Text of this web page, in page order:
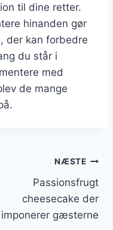
til dine retter.
hinanden gør
der kan forbedre
du står i
med
de mange
NÆSTE
Passionsfrugt
cheesecake der
imponerer gæsterne